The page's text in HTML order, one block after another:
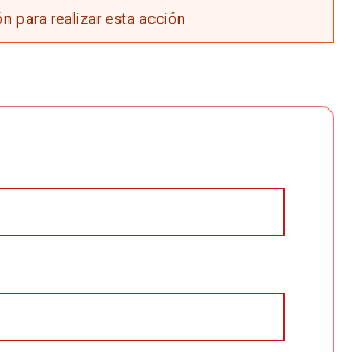
DE ERROR
para realizar esta acción